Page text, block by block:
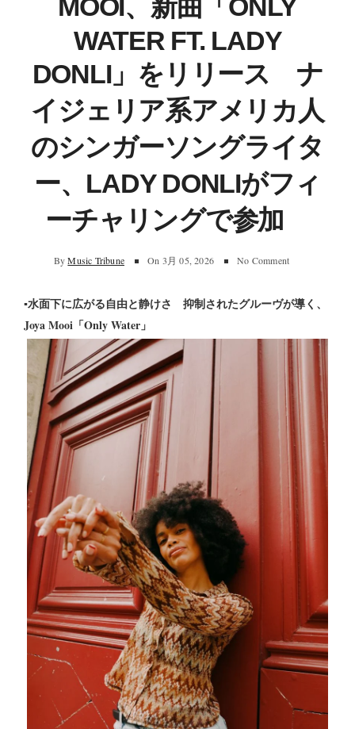
MOOI、新曲「ONLY
WATER FT. LADY
DONLI」をリリース ナ
イジェリア系アメリカ人
のシンガーソングライタ
ー、LADY DONLIがフィ
ーチャリングで参加
By Music Tribune On 3月 05, 2026 No Comment
▪︎水面下に広がる自由と静けさ 抑制されたグルーヴが導く、
Joya Mooi「Only Water」